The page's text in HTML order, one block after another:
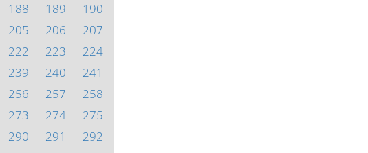
188 189
190
205 206
207
222 223
224
239 240
241
256 257
258
273 274
275
290 291
292